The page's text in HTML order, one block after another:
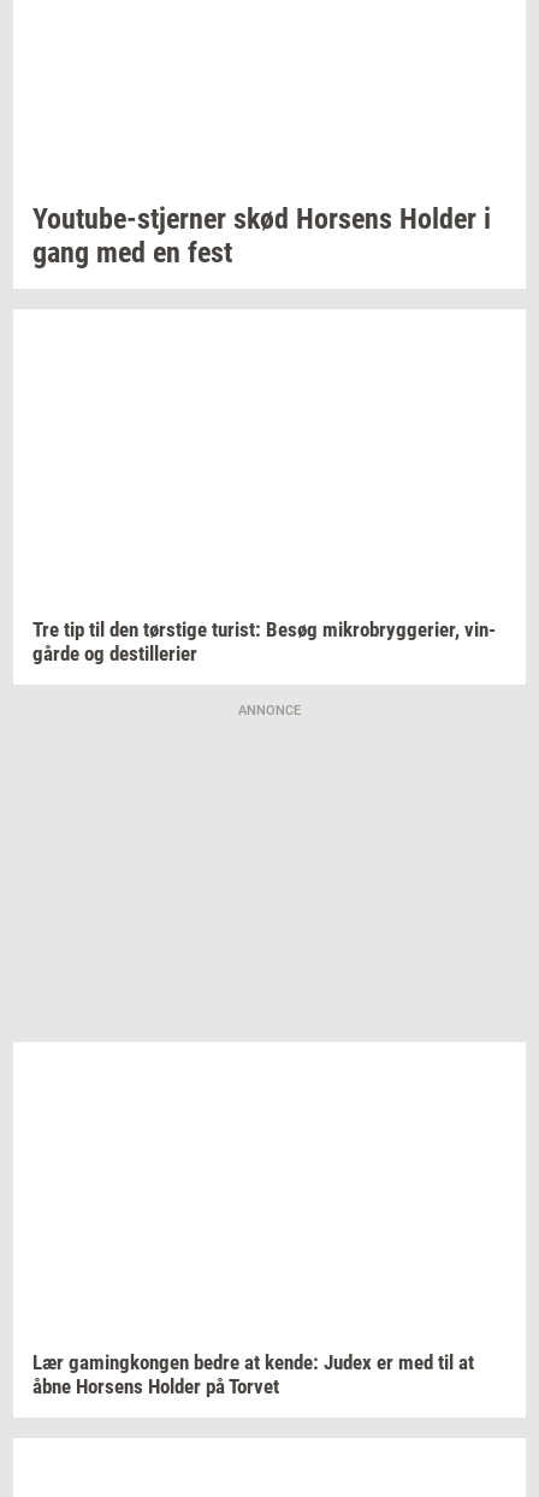
Youtube-​stjerner skød Hor­sens Hol­der i
gang med en fest
Tre tip til den tørsti­ge turist: Besøg mi­kro­bryg­ge­ri­er, vin­
går­de og destil­le­ri­er
ANNONCE
Lær ga­m­ing­kon­gen bedre at kende: Judex er med til at
åbne Hor­sens Hol­der påTor­vet